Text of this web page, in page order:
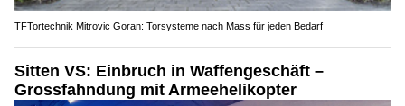
TFTortechnik Mitrovic Goran: Torsysteme nach Mass für jeden Bedarf
Sitten VS: Einbruch in Waffengeschäft –
Grossfahndung mit Armeehelikopter